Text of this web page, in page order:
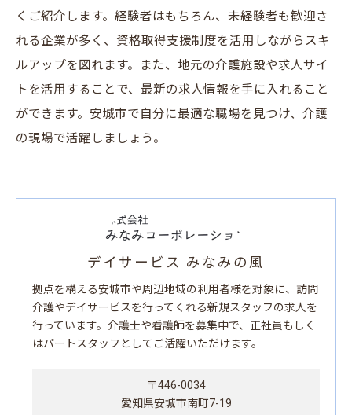
くご紹介します。経験者はもちろん、未経験者も歓迎さ
れる企業が多く、資格取得支援制度を活用しながらスキ
ルアップを図れます。また、地元の介護施設や求人サイ
トを活用することで、最新の求人情報を手に入れること
ができます。安城市で自分に最適な職場を見つけ、介護
の現場で活躍しましょう。
デイサービス みなみの風
拠点を構える安城市や周辺地域の利用者様を対象に、訪問
介護やデイサービスを行ってくれる新規スタッフの求人を
行っています。介護士や看護師を募集中で、正社員もしく
はパートスタッフとしてご活躍いただけます。
〒446-0034
愛知県安城市南町7-19